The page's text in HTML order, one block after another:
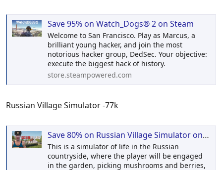
Save 95% on Watch_Dogs® 2 on Steam
Welcome to San Francisco. Play as Marcus, a
brilliant young hacker, and join the most
notorious hacker group, DedSec. Your objective:
execute the biggest hack of history.
store.steampowered.com
Russian Village Simulator -77k
Save 80% on Russian Village Simulator on Steam
This is a simulator of life in the Russian
countryside, where the player will be engaged
in the garden, picking mushrooms and berries,